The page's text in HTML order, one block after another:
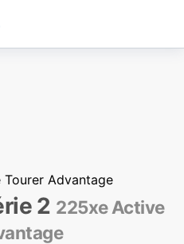
Advantage
2 225xe Active